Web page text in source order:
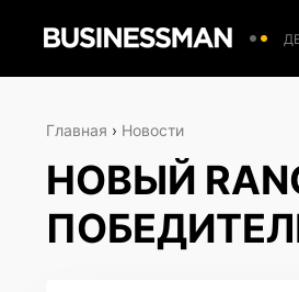
Главная › Новости
НОВЫЙ